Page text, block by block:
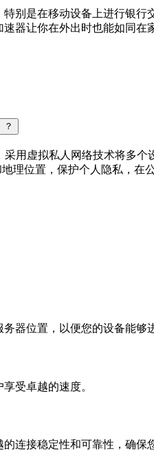
别是在移动设备上进行银
器让你在外出时也能如同在
？
用虚拟私人网络技术将多
理位置，保护个人隐私，在
器位置，以便您的设备能够
受卓越的速度。
连接稳定性和可靠性，确保